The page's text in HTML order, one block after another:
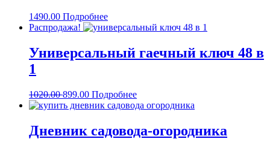
1490.00 Подробнее
Распродажа!
Универсальный гаечный ключ 48 в
1
1020.00 899.00 Подробнее
Дневник садовода-огородника